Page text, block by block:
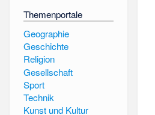
Themenportale
Geographie
Geschichte
Religion
Gesellschaft
Sport
Technik
Kunst und Kultur